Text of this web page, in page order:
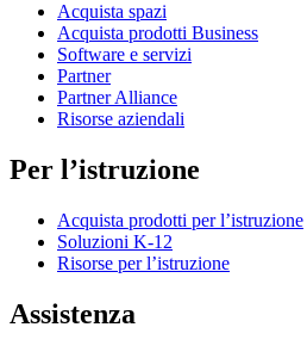
Acquista spazi
Acquista prodotti Business
Software e servizi
Partner
Partner Alliance
Risorse aziendali
Per l’istruzione
Acquista prodotti per l’istruzione
Soluzioni K-12
Risorse per l’istruzione
Assistenza